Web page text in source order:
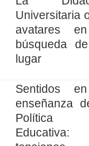
Universitaria
avatares
búsqueda
lugar
Sentidos
enseñanza
Política
Educativa: